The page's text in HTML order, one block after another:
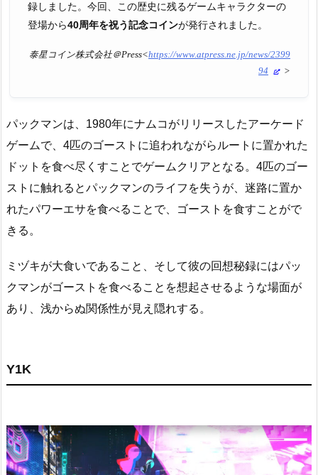
録しました。今回、この歴史に残るゲームキャラクターの
登場から40周年を祝う記念コインが発行されました。
泰星コイン株式会社＠Press<https://www.atpress.ne.jp/news/2399
94
>
パックマンは、1980年にナムコがリリースしたアーケード
ゲームで、4匹のゴーストに追われながらルートに置かれた
ドットを食べ尽くすことでゲームクリアとなる。4匹のゴー
ストに触れるとパックマンのライフを失うが、迷路に置か
れたパワーエサを食べることで、ゴーストを食すことがで
きる。
ミヅキが大食いであること、そして彼の回想秘録にはパッ
クマンがゴーストを食べることを想起させるような場面が
あり、浅からぬ関係性が見え隠れする。
Y1K